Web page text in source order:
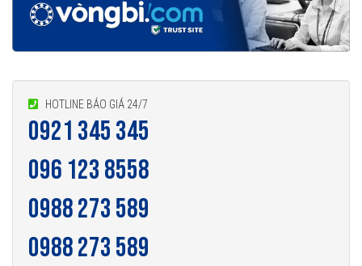
HOTLINE BÁO GIÁ 24/7
0921 345 345
096 123 8558
0988 273 589
0988 273 589